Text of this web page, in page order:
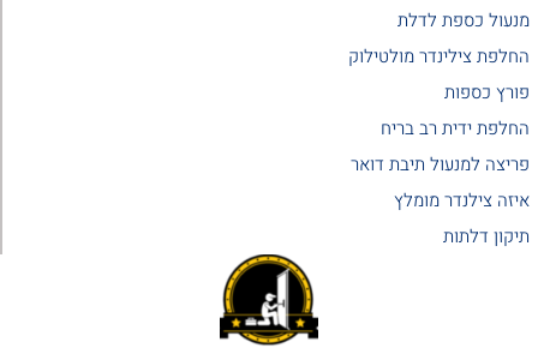
מנעול כספת לדלת
החלפת צילינדר מולטילוק
פורץ כספות
החלפת ידית רב בריח
פריצה למנעול תיבת דואר
איזה צילנדר מומלץ
תיקון דלתות